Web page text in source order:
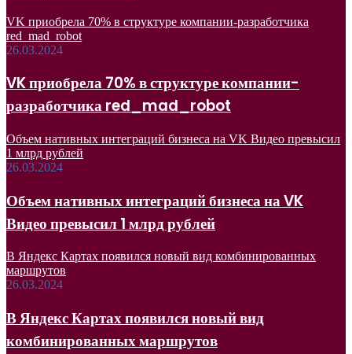
VK приобрела 70% в структуре компании-разработчика
red_mad_robot
26.03.2024
VK приобрела 70% в структуре компании-
разработчика red_mad_robot
Объем нативных интеграций бизнеса на VK Видео превысил
1 млрд рублей
26.03.2024
Объем нативных интеграций бизнеса на VK
Видео превысил 1 млрд рублей
В Яндекс Картах появился новый вид комбинированных
маршрутов
26.03.2024
В Яндекс Картах появился новый вид
комбинированных маршрутов